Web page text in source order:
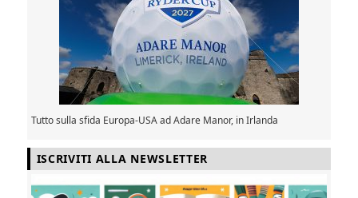
Tutto sulla sfida Europa-USA ad Adare Manor, in Irlanda
ISCRIVITI ALLA NEWSLETTER